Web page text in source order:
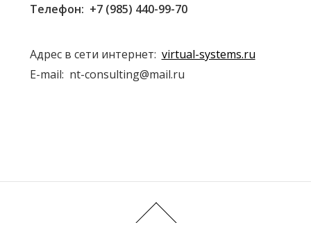
Телефон: +7 (985) 440-99-70
Адрес в сети интернет: virtual-systems.ru
E-mail: nt-consulting@mail.ru